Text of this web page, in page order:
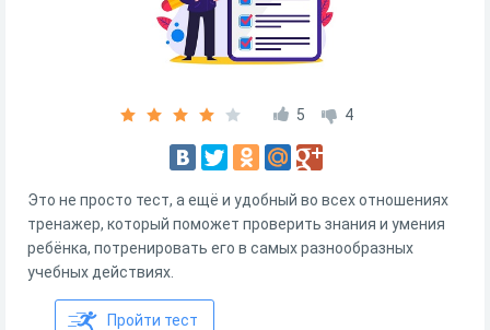
5 4
Это не просто тест, а ещё и удобный во всех отношениях
тренажер, который поможет проверить знания и умения
ребёнка, потренировать его в самых разнообразных
учебных действиях.
Пройти тест